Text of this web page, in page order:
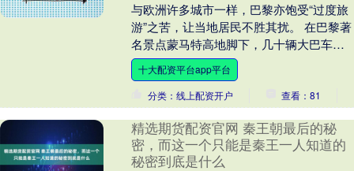
与欧洲许多城市一样，巴黎亦饱受“过度旅
游”之苦，让当地居民不胜其扰。 在巴黎著
名景点蒙马特高地脚下，几十辆大巴车不
断上下客，常双排停放，甚至沿主干道徘
徊，引发居....
十大配资平台app平台
分类：线上配资开户
查看：81
精选期货配资官网 秦王朝最后的秘
密，而这一个只能是秦王一人知道的
秘密到底是什么